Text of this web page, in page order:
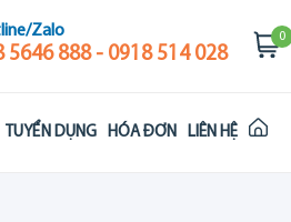
Zalo
5646 888 - 0918 514 028
0
TUYỂN DỤNG HÓA ĐƠN LIÊN HỆ